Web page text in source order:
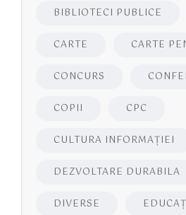
BIBLIOTECI PUBLICE
CARTE CARTE
CONCURS
COPII CPC
CULTURA INFORMAŢIEI
DEZVOLTARE DURABILA
DIVERSE